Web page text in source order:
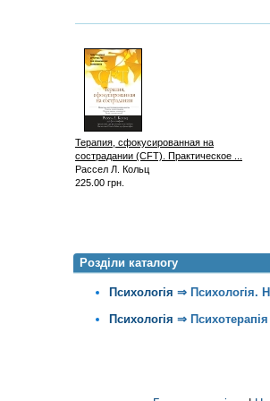
Терапия, сфокусированная на
сострадании (CFT). Практическое ...
Рассел Л. Кольц
225.00 грн.
Розділи каталогу
Психологія ⇒ Психологія.
Психологія ⇒ Психотерапія